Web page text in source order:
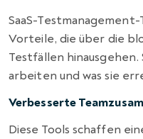
SaaS-
Vorteile, die über die
Testfällen hinausgehen.
arbeiten und was sie
Verbesserte
Diese Tools schaffen